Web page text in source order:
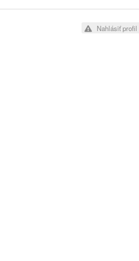
Nahlásiť profil